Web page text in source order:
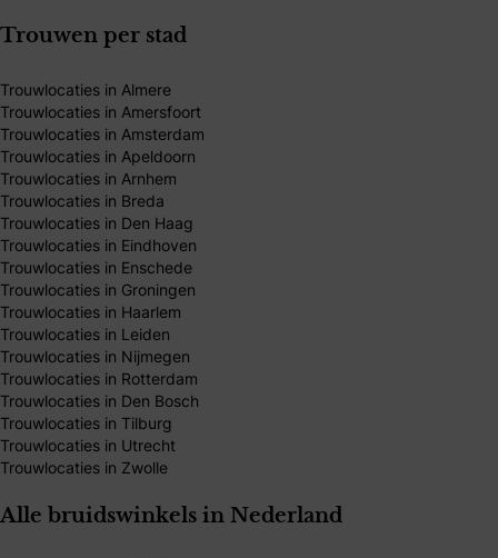
Trouwen per stad
Trouwlocaties in Almere
Trouwlocaties in Amersfoort
Trouwlocaties in Amsterdam
Trouwlocaties in Apeldoorn
Trouwlocaties in Arnhem
Trouwlocaties in Breda
Trouwlocaties in Den Haag
Trouwlocaties in Eindhoven
Trouwlocaties in Enschede
Trouwlocaties in Groningen
Trouwlocaties in Haarlem
Trouwlocaties in Leiden
Trouwlocaties in Nijmegen
Trouwlocaties in Rotterdam
Trouwlocaties in Den Bosch
Trouwlocaties in Tilburg
Trouwlocaties in Utrecht
Trouwlocaties in Zwolle
Alle bruidswinkels in Nederland